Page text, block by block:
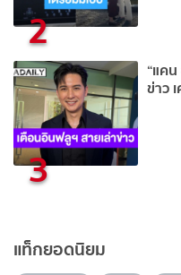
2
3
“แค
ข่าว
แท็กยอดนิยม